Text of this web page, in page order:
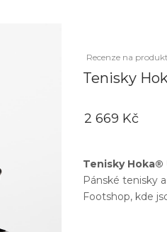
Recenze na produkt
Tenisky
2 669 Kč
Tenisky Hoka®
Pánské tenisky
Footshop, kde